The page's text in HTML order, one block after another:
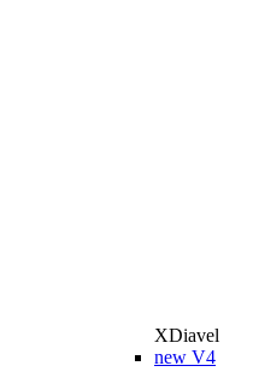
XDiavel
new V4